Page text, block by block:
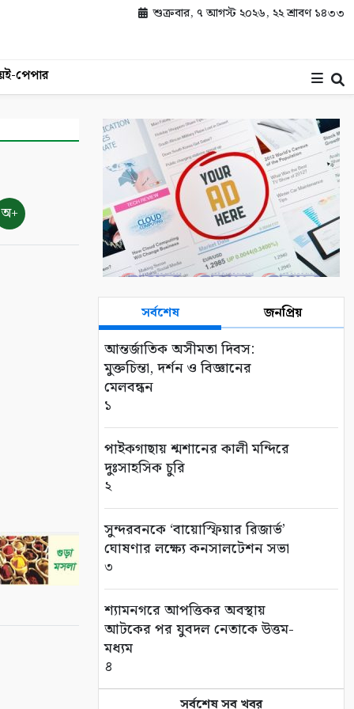
শুক্রবার, ৭ আগস্ট ২০২৬, ২২ শ্রাবণ ১৪৩৩
ই-পেপার
অ+
সর্বশেষ জনপ্রিয়
আন্তর্জাতিক অসীমতা দিবস:
মুক্তচিন্তা, দর্শন ও বিজ্ঞানের
মেলবন্ধন
১
পাইকগাছায় শ্মশানের কালী মন্দিরে
দুঃসাহসিক চুরি
২
সুন্দরবনকে ‘বায়োস্ফিয়ার রিজার্ভ’
ঘোষণার লক্ষ্যে কনসালটেশন সভা
৩
শ্যামনগরে আপত্তিকর অবস্থায়
আটকের পর যুবদল নেতাকে উত্তম-
মধ্যম
৪
সর্বশেষ সব খবর